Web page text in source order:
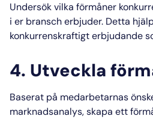
Undersök vilka förmåner
i er bransch erbjuder. Detta
konkurrenskraftigt erbjudande
4. Utveckla
Baserat på medarbetarnas
marknadsanalys, skapa ett